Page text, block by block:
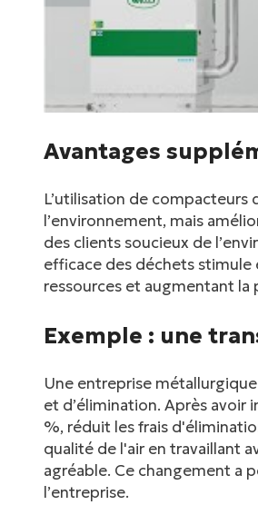
Avantages
L’utilisation de
l’environnement, mais
des clients soucieux de
efficace des déchets
ressources et augmentant
Exemple : une
Une entreprise
et d’élimination. Après
%, réduit les frais
qualité de l'air en travaillant
agréable. Ce changement a
l’entreprise.